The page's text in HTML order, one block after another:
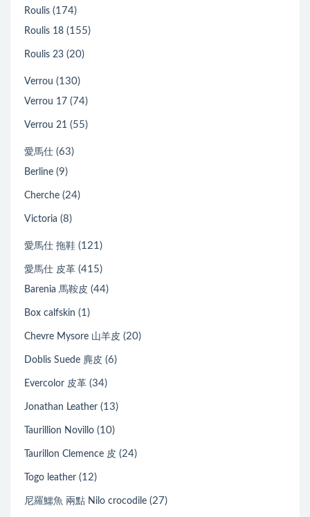
Roulis (174)
Roulis 18 (155)
Roulis 23 (20)
Verrou (130)
Verrou 17 (74)
Verrou 21 (55)
愛馬仕 (63)
Berline (9)
Cherche (24)
Victoria (8)
愛馬仕 拖鞋 (121)
愛馬仕 皮革 (415)
Barenia 馬鞍皮 (44)
Box calfskin (1)
Chevre Mysore 山羊皮 (20)
Doblis Suede 麂皮 (6)
Evercolor 皮革 (34)
Jonathan Leather (13)
Taurillion Novillo (10)
Taurillon Clemence 皮 (24)
Togo leather (12)
尼羅鱷魚 兩點 Nilo crocodile (27)